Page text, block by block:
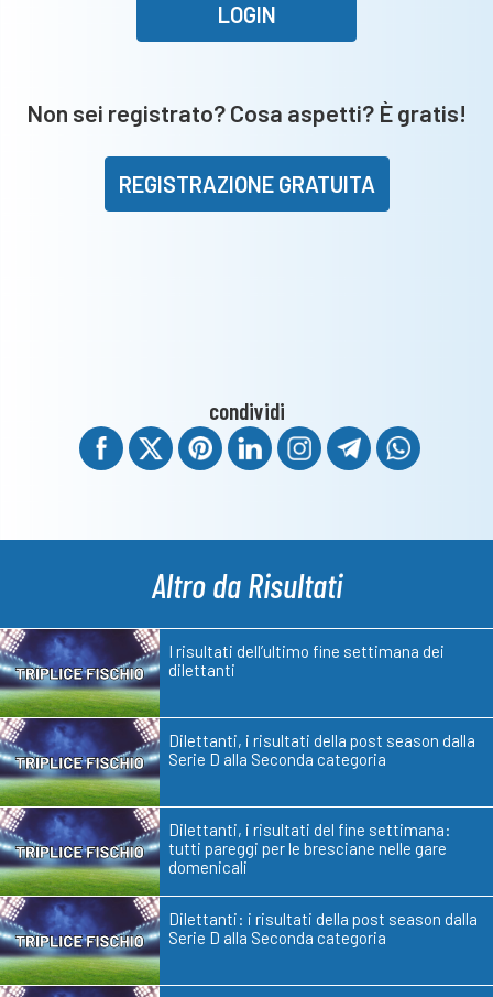
LOGIN
Non sei registrato? Cosa aspetti? È gratis!
REGISTRAZIONE GRATUITA
condividi
Altro da Risultati
I risultati dell’ultimo fine settimana dei
dilettanti
Dilettanti, i risultati della post season dalla
Serie D alla Seconda categoria
Dilettanti, i risultati del fine settimana:
tutti pareggi per le bresciane nelle gare
domenicali
Dilettanti: i risultati della post season dalla
Serie D alla Seconda categoria